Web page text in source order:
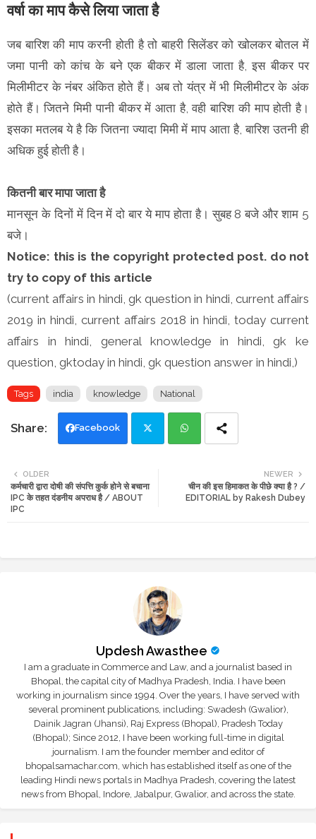
वर्षा का माप कैसे लिया जाता है
जब बारिश की माप करनी होती है तो बाहरी सिलेंडर को खोलकर बोतल में
जमा पानी को कांच के बने एक बीकर में डाला जाता है, इस बीकर पर
मिलीमीटर के नंबर अंकित होते हैं। अब तो यंत्र में भी मिलीमीटर के अंक
होते हैं। जितने मिमी पानी बीकर में आता है, वही बारिश की माप होती है।
इसका मतलब ये है कि जितना ज्‍यादा मिमी में माप आता है, बारिश उतनी ही
अधिक हुई होती है।
कितनी बार मापा जाता है
मानसून के दिनों में दिन में दो बार ये माप होता है। सुबह 8 बजे और शाम 5
बजे।
Notice: this is the copyright protected post. do not
try to copy of this article
(current affairs in hindi, gk question in hindi, current affairs
2019 in hindi, current affairs 2018 in hindi, today current
affairs in hindi, general knowledge in hindi, gk ke
question, gktoday in hindi, gk question answer in hindi,)
Tags india knowledge National
Facebook
tte ats
NEWER
चीन की इस हिमाकत के पीछे क्या है ? /
EDITORIAL by Rakesh Dubey
OLDER
कर्मचारी द्वारा दोषी की संपत्ति कुर्क होने से बचाना
IPC के तहत दंडनीय अपराध है / ABOUT
IPC
Updesh Awasthee
I am a graduate in Commerce and Law, and a journalist based in
Bhopal, the capital city of Madhya Pradesh, India. I have been
working in journalism since 1994. Over the years, I have served with
several prominent publications, including: Swadesh (Gwalior),
Dainik Jagran (Jhansi), Raj Express (Bhopal), Pradesh Today
(Bhopal); Since 2012, I have been working full-time in digital
journalism. I am the founder member and editor of
bhopalsamachar.com, which has established itself as one of the
leading Hindi news portals in Madhya Pradesh, covering the latest
news from Bhopal, Indore, Jabalpur, Gwalior, and across the state.